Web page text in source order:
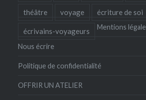
théâtre voyage écriture de soi
écrivains-voyageurs Mentions
Nous écrire
Politique de confidentialité
OFFRIR UN ATELIER